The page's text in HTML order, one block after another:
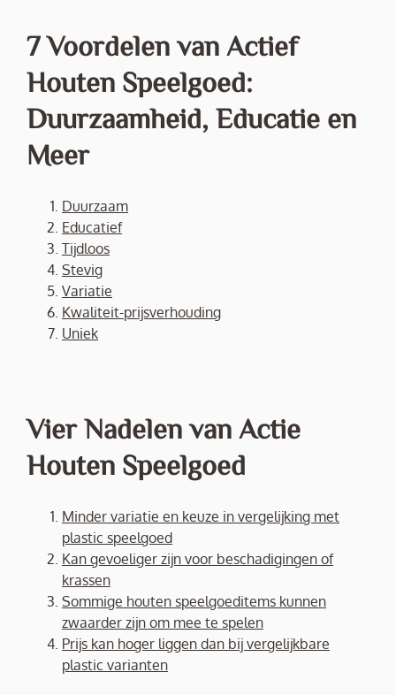
7 Voordelen van Actief
Houten Speelgoed:
Duurzaamheid, Educatie en
Meer
Duurzaam
Educatief
Tijdloos
Stevig
Variatie
Kwaliteit-prijsverhouding
Uniek
Vier Nadelen van Actie
Houten Speelgoed
Minder variatie en keuze in vergelijking met
plastic speelgoed
Kan gevoeliger zijn voor beschadigingen of
krassen
Sommige houten speelgoeditems kunnen
zwaarder zijn om mee te spelen
Prijs kan hoger liggen dan bij vergelijkbare
plastic varianten